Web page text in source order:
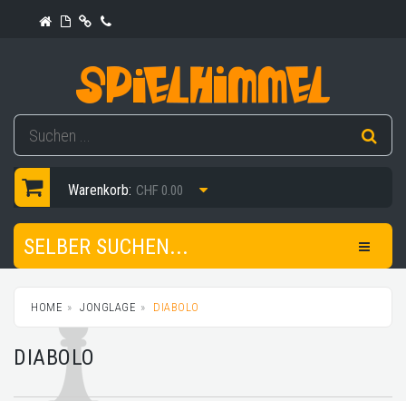
Warenkorb: CHF 0.00
SELBER SUCHEN...
HOME JONGLAGE DIABOLO
DIABOLO